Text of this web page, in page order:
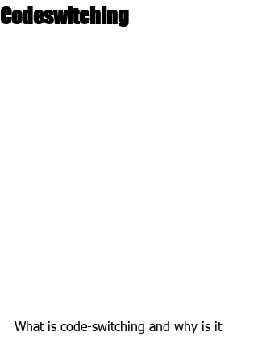
Codeswitching
What is code-switching and why is it